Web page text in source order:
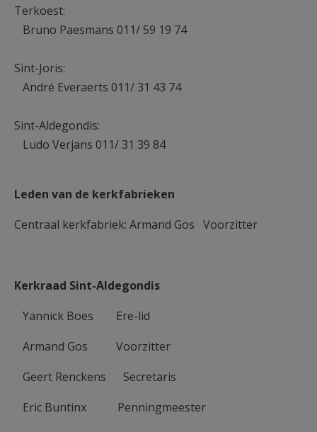
Terkoest:
Bruno Paesmans 011/ 59 19 74
Sint-Joris:
André Everaerts 011/ 31 43 74
Sint-Aldegondis:
Ludo Verjans 011/ 31 39 84
Leden van de kerkfabrieken
Centraal kerkfabriek: Armand Gos Voorzitter
Kerkraad Sint-Aldegondis
Yannick Boes Ere-lid
Armand Gos Voorzitter
Geert Renckens Secretaris
Eric Buntinx Penningmeester